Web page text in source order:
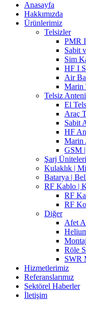
Anasayfa
Hakkımızda
Ürünlerimiz
Telsizler
PMR
Sabit
Sim
HF I
Air
Marin
Telsiz Anteni
El
Araç
Sabit
HF
Marin
GSM
Şarj Üniteleri
Kulaklık |
Batarya |
RF Kablo |
RF
RF
Diğer
Afet
Röle
SWR
Hizmetlerimiz
Referanslarımız
Sektörel Haberler
İletişim